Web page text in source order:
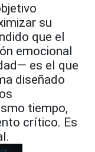
su
que el
emocional
es el que
diseñado
tiempo,
crítico. Es